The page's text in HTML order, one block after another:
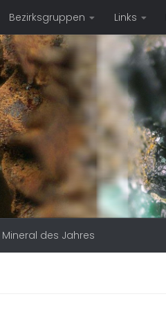
Bezirksgruppen Links
Mineral des Jahres